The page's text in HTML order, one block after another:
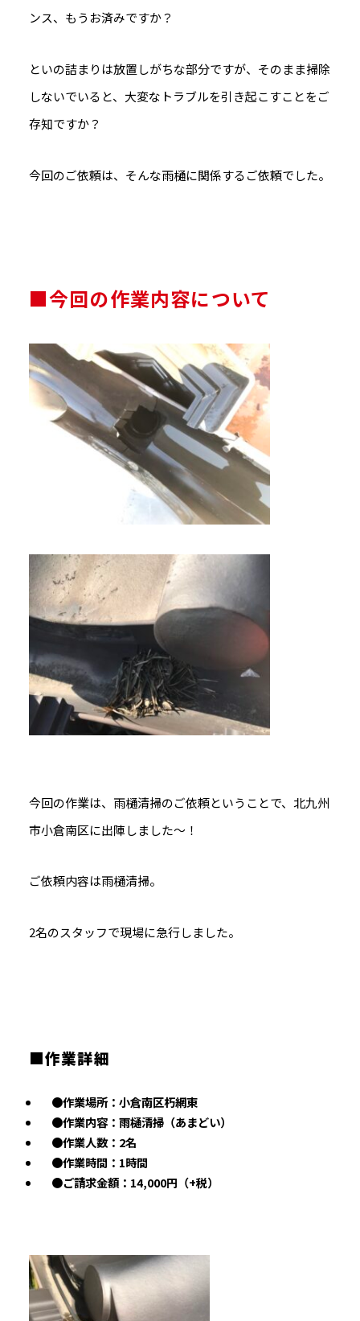
ンス、もうお済みですか？
といの詰まりは放置しがちな部分ですが、そのまま掃除
しないでいると、大変なトラブルを引き起こすことをご
存知ですか？
今回のご依頼は、そんな雨樋に関係するご依頼でした。
■今回の作業内容について
今回の作業は、雨樋清掃のご依頼ということで、北九州
市小倉南区に出陣しました～！
ご依頼内容は雨樋清掃。
2名のスタッフで現場に急行しました。
■作業詳細
●作業場所：小倉南区朽網東
●作業内容：雨樋清掃（あまどい）
●作業人数：2名
●作業時間：1時間
●ご請求金額：14,000円（+税）